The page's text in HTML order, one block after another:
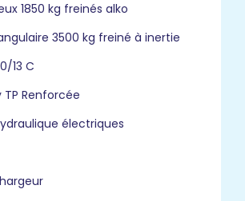
1850 kg freinés alko
3500 kg freiné à inertie
13 C
TP Renforcée
électriques